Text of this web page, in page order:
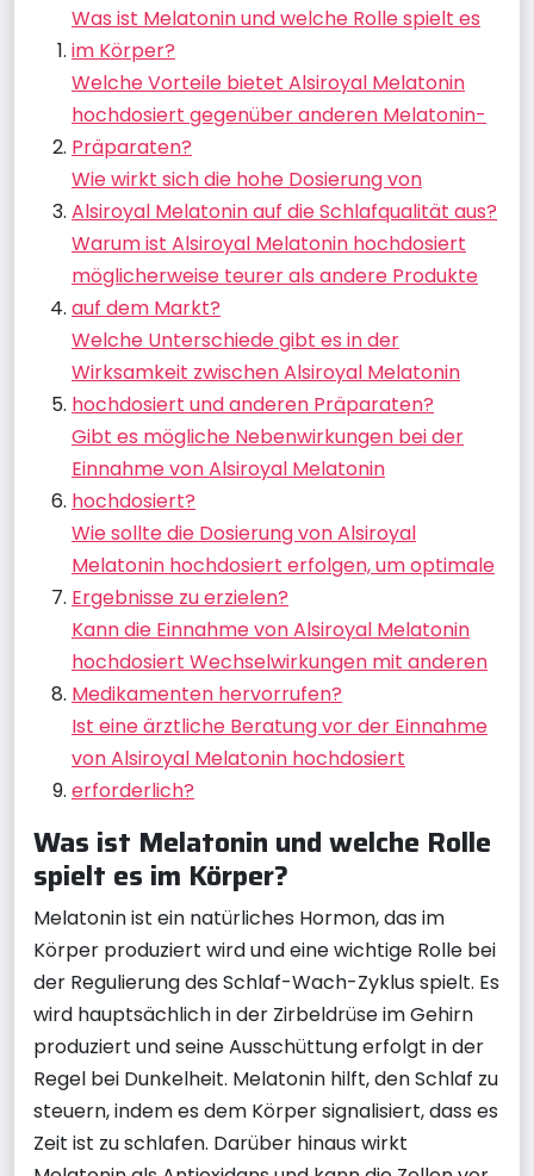
Was ist Melatonin und welche Rolle spielt es
im Körper?
Welche Vorteile bietet Alsiroyal Melatonin
hochdosiert gegenüber anderen Melatonin-
Präparaten?
Wie wirkt sich die hohe Dosierung von
Alsiroyal Melatonin auf die Schlafqualität aus?
Warum ist Alsiroyal Melatonin hochdosiert
möglicherweise teurer als andere Produkte
auf dem Markt?
Welche Unterschiede gibt es in der
Wirksamkeit zwischen Alsiroyal Melatonin
hochdosiert und anderen Präparaten?
Gibt es mögliche Nebenwirkungen bei der
Einnahme von Alsiroyal Melatonin
hochdosiert?
Wie sollte die Dosierung von Alsiroyal
Melatonin hochdosiert erfolgen, um optimale
Ergebnisse zu erzielen?
Kann die Einnahme von Alsiroyal Melatonin
hochdosiert Wechselwirkungen mit anderen
Medikamenten hervorrufen?
Ist eine ärztliche Beratung vor der Einnahme
von Alsiroyal Melatonin hochdosiert
erforderlich?
Was ist Melatonin und welche Rolle
spielt es im Körper?
Melatonin ist ein natürliches Hormon, das im
Körper produziert wird und eine wichtige Rolle bei
der Regulierung des Schlaf-Wach-Zyklus spielt. Es
wird hauptsächlich in der Zirbeldrüse im Gehirn
produziert und seine Ausschüttung erfolgt in der
Regel bei Dunkelheit. Melatonin hilft, den Schlaf zu
steuern, indem es dem Körper signalisiert, dass es
Zeit ist zu schlafen. Darüber hinaus wirkt